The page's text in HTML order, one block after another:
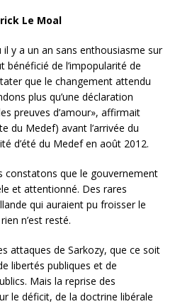
Le Moal
y a un an sans enthousiasme sur
de l’impopularité de
que le changement attendu
plus qu’une déclaration
preuves d’amour», affirmait
du Medef) avant l’arrivée du
d’été du Medef en août 2012.
constatons que le gouvernement
et attentionné. Des rares
qui auraient pu froisser le
n’est resté.
attaques de Sarkozy, que ce soit
libertés publiques et de
Mais la reprise des
le déficit, de la doctrine libérale